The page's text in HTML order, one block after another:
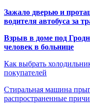
Зажало дверью и
водителя автобуса за
Взрыв в доме под
человек в больнице
Как выбрать
покупателей
Стиральная машина
распространенные